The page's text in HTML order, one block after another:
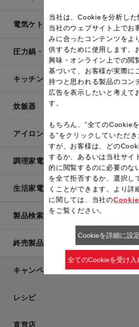
電気ケトル
圧力鍋・電気圧力鍋
キッチン用品
炊飯器
アイロン・衣類スチーマー
調理家電
生活家電
製品検索一覧
終売製品一覧
キャンペーン・特集
レシピ
直営店
当社は、Cookieを分析した
当社のウェブサイト上でお
みに合ったコンテンツをよ
供するために使用します。
興味・オンライン上での閲
基づいて、お客様が実際に
持つと思われる製品のコン
広告を表示したいと考えて
す。
もちろん、”全てのCookie
る”をクリックしていただ
すが、お客様は、どの
するか、あるいは当社サイ
的に閲覧するのに必要のな
を全て拒否するか、選択し
くことができます。より詳
に関しては、当社のCookie
をご覧ください。
Cookieを詳細に設
全てのCookieを受け入